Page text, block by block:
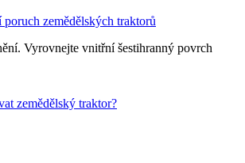
poruch zemědělských traktorů
Vyrovnejte vnitřní šestihranný povrch